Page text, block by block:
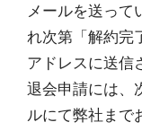
メールを送って
れ次第「解約完
アドレスに送信
退会申請には、
ルにて弊社まで